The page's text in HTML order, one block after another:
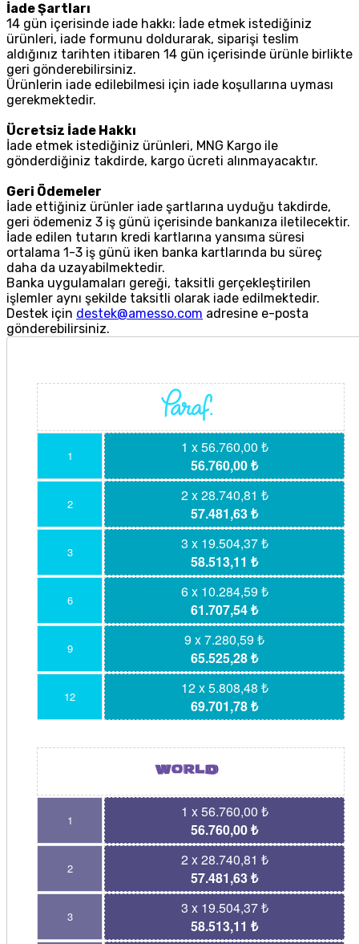
İade Şartları
14 gün içerisinde iade hakkı: İade etmek istediğiniz
ürünleri, iade formunu doldurarak, siparişi teslim
aldığınız tarihten itibaren 14 gün içerisinde ürünle birlikte
geri gönderebilirsiniz.
Ürünlerin iade edilebilmesi için iade koşullarına uyması
gerekmektedir.
Ücretsiz İade Hakkı
İade etmek istediğiniz ürünleri, MNG Kargo ile
gönderdiğiniz takdirde, kargo ücreti alınmayacaktır.
Geri Ödemeler
İade ettiğiniz ürünler iade şartlarına uyduğu takdirde,
geri ödemeniz 3 iş günü içerisinde bankanıza iletilecektir.
İade edilen tutarın kredi kartlarına yansıma süresi
ortalama 1-3 iş günü iken banka kartlarında bu süreç
daha da uzayabilmektedir.
Banka uygulamaları gereği, taksitli gerçekleştirilen
işlemler aynı şekilde taksitli olarak iade edilmektedir.
Destek için destek@amesso.com adresine e-posta
gönderebilirsiniz.
1
1 x 56.760,00 ₺
56.760,00 ₺
2
2 x 28.740,81 ₺
57.481,63 ₺
3
3 x 19.504,37 ₺
58.513,11 ₺
6
6 x 10.284,59 ₺
61.707,54 ₺
9
9 x 7.280,59 ₺
65.525,28 ₺
12
12 x 5.808,48 ₺
69.701,78 ₺
1
1 x 56.760,00 ₺
56.760,00 ₺
2
2 x 28.740,81 ₺
57.481,63 ₺
3
3 x 19.504,37 ₺
58.513,11 ₺